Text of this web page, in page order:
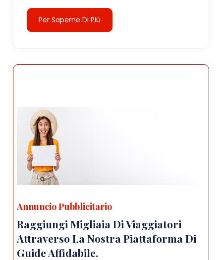
Per Saperne Di Più
Annuncio Pubblicitario
Raggiungi Migliaia Di Viaggiatori
Attraverso La Nostra Piattaforma Di
Guide Affidabile.